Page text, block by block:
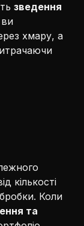
зведення
хмару, а
кількості
Коли
та